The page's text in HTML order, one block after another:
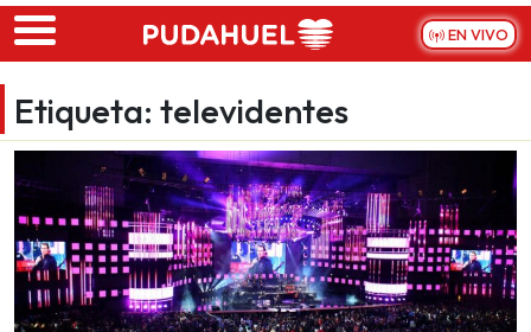
Skip to main content
EN VIVO
Etiqueta: televidentes